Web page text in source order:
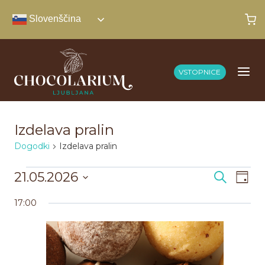
content
Slovenščina
VSTOPNICE
Izdelava pralin
Dogodki Izdelava pralin
Dogodki
for
maja,
za
Iskanje
Dan
21.05.2026
17:00